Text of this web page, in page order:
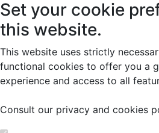
Set your cookie
this website.
This website uses strictly
functional cookies to offer you a
experience and access to all
Consult our privacy and cookies